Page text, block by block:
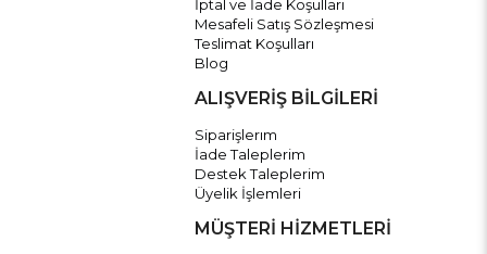
İptal ve İade Koşulları
Mesafeli Satış Sözleşmesi
Teslimat Koşulları
Blog
ALIŞVERİŞ BİLGİLERİ
Siparişlerım
İade Taleplerim
Destek Taleplerim
Üyelik İşlemleri
MÜŞTERİ HİZMETLERİ